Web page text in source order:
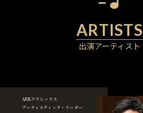
出演アーティスト
ARKクラシックス
アーティスティック・リーダー